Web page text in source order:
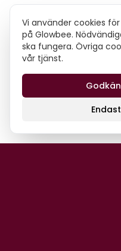
Vi använder cookies
på Glowbee.
ska fungera. Övriga
vår tjänst.